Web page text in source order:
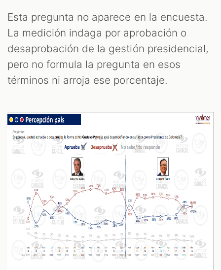
Esta pregunta no aparece en la encuesta.
La medición indaga por aprobación o
desaprobación de la gestión presidencial,
pero no formula la pregunta en esos
términos ni arroja ese porcentaje.